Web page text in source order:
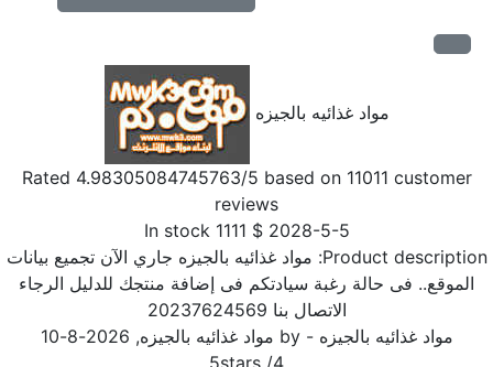
مواد غذائيه بالجيزه
Rated4.98305084745763/5 based on11011customer
reviews
2028-5-5
$
1111
In stock
Product مواد غذائيه بالجيزه جاري الآن تجميع بيانات
الموقع.. فى حالة رغبة سيادتكم فى إضافة منتجك للدليل الرجاء
الاتصال بنا 20237624569
مواد غذائيه بالجيزه- by مواد غذائيه بالجيزه,
2026-8-10
/
5stars